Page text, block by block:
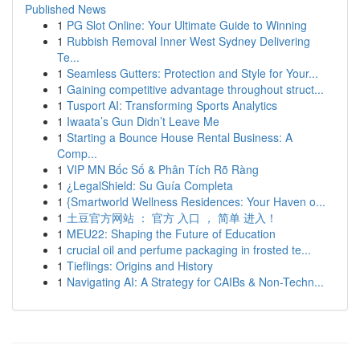
Published News
1 PG Slot Online: Your Ultimate Guide to Winning
1 Rubbish Removal Inner West Sydney Delivering
Te...
1 Seamless Gutters: Protection and Style for Your...
1 Gaining competitive advantage throughout struct...
1 Tusport AI: Transforming Sports Analytics
1 Iwaata’s Gun Didn’t Leave Me
1 Starting a Bounce House Rental Business: A
Comp...
1 VIP MN Bốc Số & Phân Tích Rõ Ràng
1 ¿LegalShield: Su Guía Completa
1 {Smartworld Wellness Residences: Your Haven o...
1 土豆官方网站 ： 官方 入口 ， 简单 进入！
1 MEU22: Shaping the Future of Education
1 crucial oil and perfume packaging in frosted te...
1 Tieflings: Origins and History
1 Navigating AI: A Strategy for CAIBs & Non-Techn...